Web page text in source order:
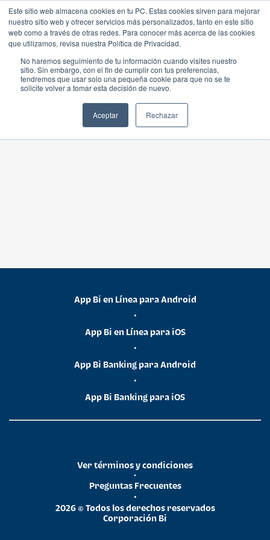
Este sitio web almacena cookies en tu PC. Estas cookies sirven para mejorar
nuestro sitio web y ofrecer servicios más personalizados, tanto en este sitio
web como a través de otras redes. Para conocer más acerca de las cookies
que utilizamos, revisa nuestra Política de Privacidad.
No haremos seguimiento de tu información cuando visites nuestro
sitio. Sin embargo, con el fin de cumplir con tus preferencias,
tendremos que usar solo una pequeña cookie para que no se te
solicite volver a tomar esta decisión de nuevo.
Aceptar Rechazar
App Bi en Línea para Android
•
App Bi en Línea para iOS
•
App Bi Banking para Android
•
App Bi Banking para iOS
2026 © Todos los derechos reservados
Corporación Bi
•
Preguntas Frecuentes
•
Ver términos y condiciones